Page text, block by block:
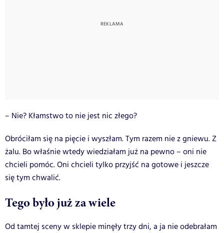
– Nie? Kłamstwo to nie jest nic złego?
Obróciłam się na pięcie i wyszłam. Tym razem nie z gniewu. Z
żalu. Bo właśnie wtedy wiedziałam już na pewno – oni nie
chcieli pomóc. Oni chcieli tylko przyjść na gotowe i jeszcze
się tym chwalić.
Tego było już za wiele
Od tamtej sceny w sklepie minęły trzy dni, a ja nie odebrałam